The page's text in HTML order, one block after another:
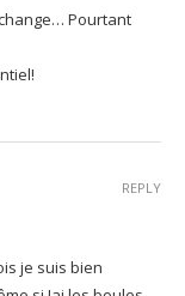
Pourtant
je suis bien
REPLY